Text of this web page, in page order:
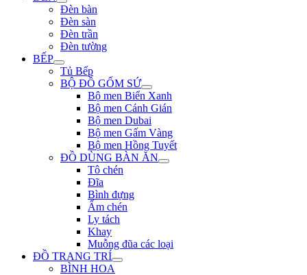
Đèn bàn
Đèn sàn
Đèn trần
Đèn tường
BẾP
Tủ Bếp
BỘ ĐỒ GỐM SỨ
Bộ men Biển Xanh
Bộ men Cánh Gián
Bộ men Dubai
Bộ men Gấm Vàng
Bộ men Hồng Tuyết
ĐỒ DÙNG BÀN ĂN
Tô chén
Đĩa
Bình đựng
Ấm chén
Ly tách
Khay
Muỗng đũa các loại
ĐỒ TRANG TRÍ
BÌNH HOA